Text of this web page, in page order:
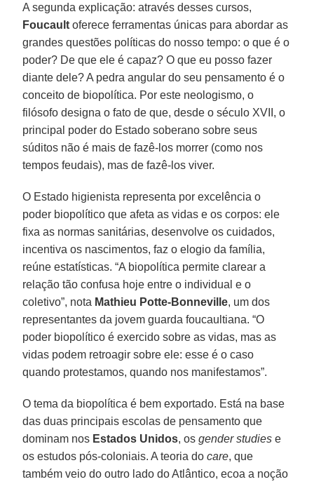
A segunda explicação: através desses cursos,
Foucault oferece ferramentas únicas para abordar as
grandes questões políticas do nosso tempo: o que é o
poder? De que ele é capaz? O que eu posso fazer
diante dele? A pedra angular do seu pensamento é o
conceito de biopolítica. Por este neologismo, o
filósofo designa o fato de que, desde o século XVII, o
principal poder do Estado soberano sobre seus
súditos não é mais de fazê-los morrer (como nos
tempos feudais), mas de fazê-los viver.
O Estado higienista representa por excelência o
poder biopolítico que afeta as vidas e os corpos: ele
fixa as normas sanitárias, desenvolve os cuidados,
incentiva os nascimentos, faz o elogio da família,
reúne estatísticas. “A biopolítica permite clarear a
relação tão confusa hoje entre o individual e o
coletivo”, nota Mathieu Potte-Bonneville, um dos
representantes da jovem guarda foucaultiana. “O
poder biopolítico é exercido sobre as vidas, mas as
vidas podem retroagir sobre ele: esse é o caso
quando protestamos, quando nos manifestamos”.
O tema da biopolítica é bem exportado. Está na base
das duas principais escolas de pensamento que
dominam nos Estados Unidos, osgender studies e
os estudos pós-coloniais. A teoria docare, que
também veio do outro lado do Atlântico, ecoa a noção